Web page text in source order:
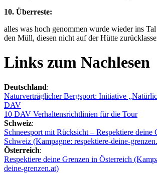
10. Überreste:
alles was hoch genommen wurde wieder ins
den Müll, diesen nicht auf der Hütte
Links zum Nachlesen
Deutschland:
Naturverträglicher Bergsport: Initiative
DAV
10 DAV Verhaltensrichtlinien für die Tour
Schweiz:
Schneesport mit Rücksicht – Respektiere deine
Schweiz (Kampagne: respektiere-deine-
Österreich:
Respektiere deine Grenzen in Österreich
deine-grenzen.at)